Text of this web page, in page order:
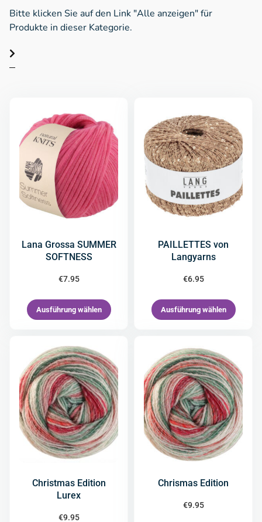
Bitte klicken Sie auf den Link "Alle anzeigen" für
Produkte in dieser Kategorie.
Lana Grossa SUMMER
SOFTNESS
€7.95
Ausführung wählen
PAILLETTES von
Langyarns
€6.95
Ausführung wählen
Christmas Edition
Lurex
€9.95
Chrismas Edition
€9.95